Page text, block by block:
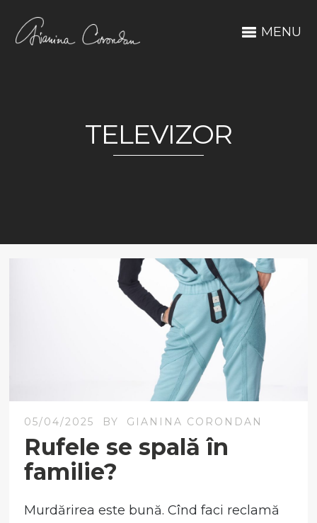
MENU
TELEVIZOR
05/04/2025 BY GIANINA CORONDAN
Rufele se spală în
familie?
Murdărirea este bună. Cînd faci reclamă